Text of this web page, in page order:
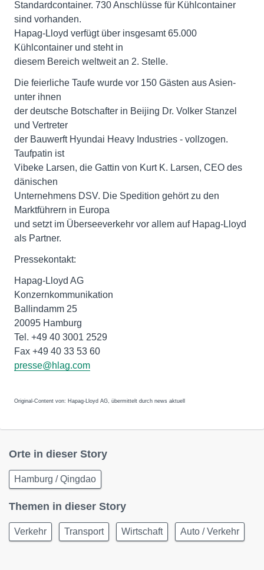
Standardcontainer. 730 Anschlüsse für Kühlcontainer
sind vorhanden.
Hapag-Lloyd verfügt über insgesamt 65.000
Kühlcontainer und steht in
diesem Bereich weltweit an 2. Stelle.
Die feierliche Taufe wurde vor 150 Gästen aus Asien-
unter ihnen
der deutsche Botschafter in Beijing Dr. Volker Stanzel
und Vertreter
der Bauwerft Hyundai Heavy Industries - vollzogen.
Taufpatin ist
Vibeke Larsen, die Gattin von Kurt K. Larsen, CEO des
dänischen
Unternehmens DSV. Die Spedition gehört zu den
Marktführern in Europa
und setzt im Überseeverkehr vor allem auf Hapag-Lloyd
als Partner.
Pressekontakt:
Hapag-Lloyd AG
Konzernkommunikation
Ballindamm 25
20095 Hamburg
Tel. +49 40 3001 2529
Fax +49 40 33 53 60
presse@hlag.com
Original-Content von: Hapag-Lloyd AG, übermittelt durch news aktuell
Orte in dieser Story
Hamburg / Qingdao
Themen in dieser Story
Verkehr Transport Wirtschaft Auto / Verkehr